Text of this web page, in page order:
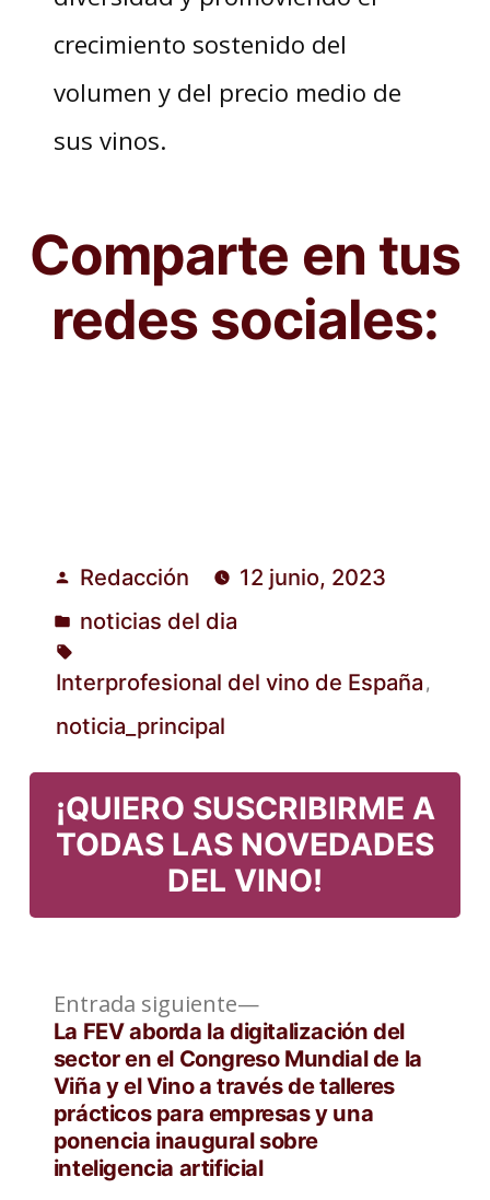
crecimiento sostenido del
volumen y del precio medio de
sus vinos.
Comparte en tus
redes sociales:
Publicado
por
Redacción 12 junio, 2023
Publicado
en
noticias del dia
Etiquetas:
Interprofesional del vino de España ,
noticia_principal
¡QUIERO SUSCRIBIRME A
TODAS LAS NOVEDADES
DEL VINO!
Navegación
de
entradas
Entrada siguiente
Entrada
siguiente:
La FEV aborda la digitalización del
sector en el Congreso Mundial de la
Viña y el Vino a través de talleres
prácticos para empresas y una
ponencia inaugural sobre
inteligencia artificial